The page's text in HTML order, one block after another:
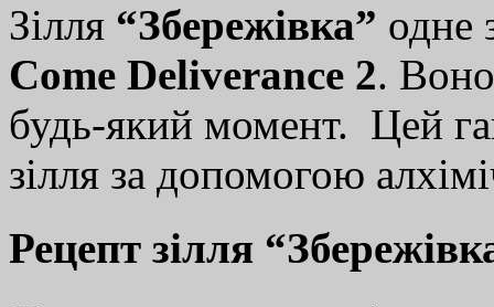
Зілля “Збережівка” одне
Come Deliverance 2.
будь-який момент. Цей
зілля за допомогою
Рецепт зілля